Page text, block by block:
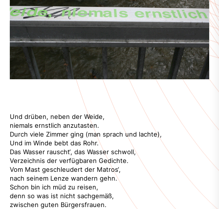
Und drüben, neben der Weide,
niemals ernstlich anzutasten.
Durch viele Zimmer ging (man sprach und lachte),
Und im Winde bebt das Rohr.
Das Wasser rauscht‘, das Wasser schwoll,
Verzeichnis der verfügbaren Gedichte.
Vom Mast geschleudert der Matros‘,
nach seinem Lenze wandern gehn.
Schon bin ich müd zu reisen,
denn so was ist nicht sachgemäß,
zwischen guten Bürgersfrauen.